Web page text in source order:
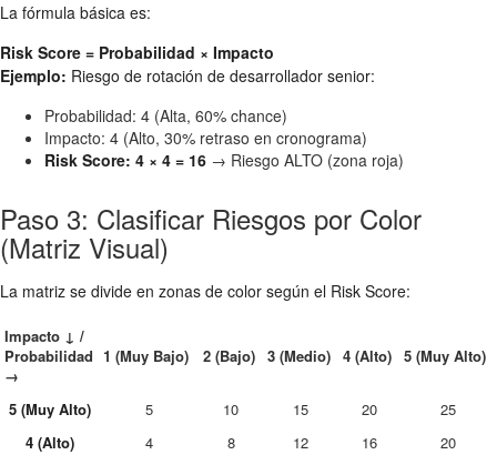
La fórmula básica es:
Risk Score = Probabilidad × Impacto
Ejemplo: Riesgo de rotación de desarrollador senior:
Probabilidad: 4 (Alta, 60% chance)
Impacto: 4 (Alto, 30% retraso en cronograma)
Risk Score: 4 × 4 = 16 → Riesgo ALTO (zona roja)
Paso 3: Clasificar Riesgos por Color
(Matriz Visual)
La matriz se divide en zonas de color según el Risk Score:
Impacto ↓ /
Probabilidad
→
1 (Muy Bajo) 2 (Bajo) 3 (Medio) 4 (Alto) 5 (Muy Alto)
5 (Muy Alto) 5 10 15 20
25
4 (Alto)
4 8 12 16 20